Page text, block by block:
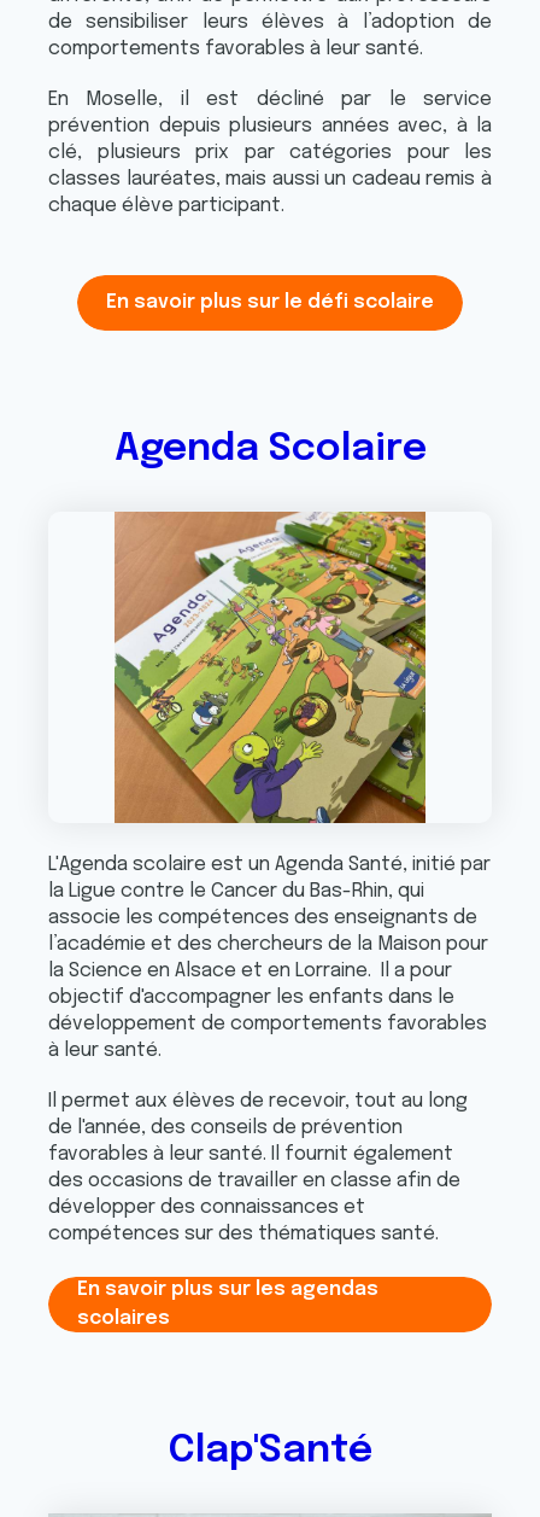
de sensibiliser leurs élèves à l’adoption de
comportements favorables à leur santé.
En Moselle, il est décliné par le service
prévention depuis plusieurs années avec, à la
clé, plusieurs prix par catégories pour les
classes lauréates, mais aussi un cadeau remis à
chaque élève participant.
En savoir plus sur le défi scolaire
Agenda Scolaire
L'Agenda scolaire est un Agenda Santé, initié par
la Ligue contre le Cancer du Bas-Rhin, qui
associe les compétences des enseignants de
l’académie et des chercheurs de la Maison pour
la Science en Alsace et en Lorraine. Il a pour
objectif d'accompagner les enfants dans le
développement de comportements favorables
à leur santé.
Il permet aux élèves de recevoir, tout au long
de l'année, des conseils de prévention
favorables à leur santé. Il fournit également
des occasions de travailler en classe afin de
développer des connaissances et
compétences sur des thématiques santé.
En savoir plus sur les agendas
scolaires
Clap'Santé